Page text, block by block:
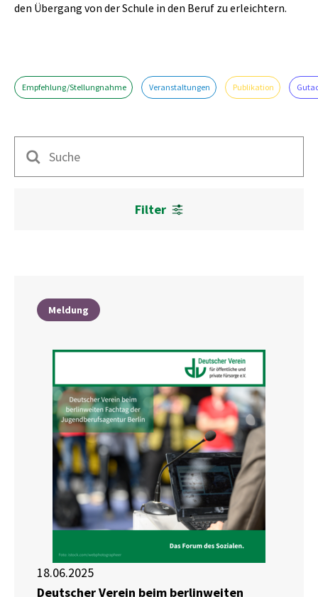
den Übergang von der Schule in den Beruf zu erleichtern.
Empfehlung/Stellungnahme Veranstaltungen Publikation
Suche
Filter
Meldung
18.06.2025
Deutscher Verein beim berlinweiten